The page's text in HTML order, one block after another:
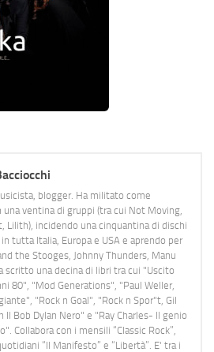
blogger. Ha militato come
ventina di gruppi (tra cui Not Moving,
Lilith), incidendo una cinquantina di dischi
tutta Italia, Europa e USA e aprendo per
the Stooges, Johnny Thunders, Manu
scritto una decina di libri tra cui "Uscito
80", "Mod Generations", "Paul Weller,
"Rock n Goal", "Rock n Spor"t, Gil
Bob Dylan Nero" e "Ray Charles- Il genio
Collabora con i mensili “Classic Rock”,
“Il Manifesto” e “Libertà”. E' tra i